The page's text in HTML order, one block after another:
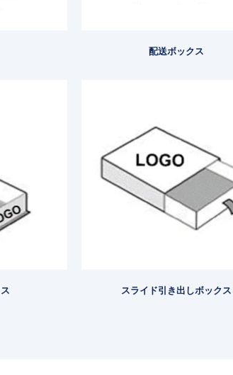
配送ボックス
スライド引き出しボックス